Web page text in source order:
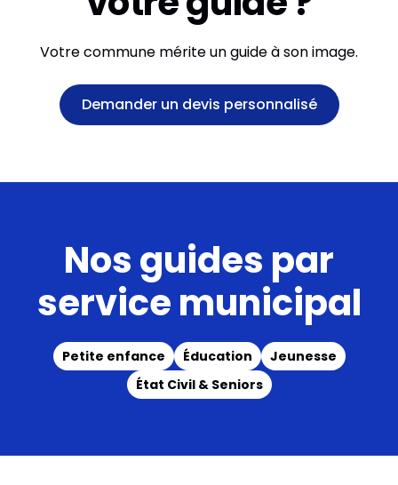
Votre commune mérite un guide à son image.
Demander un devis personnalisé
Nos guides par
service municipal
Petite enfance Éducation
Jeunesse
État Civil & Seniors